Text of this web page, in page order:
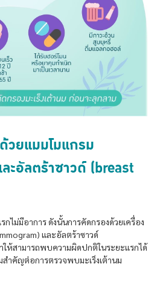
วยแมมโมแกรม
ะอัลตร้าซาวด์ (breast
กไม่มีอาการ ดังนั้นการคัดกรองด้วยเครื่อง
และอัลตร้าซาวด์
ให้สามารถพบความผิดปกติในระยะแรกได้
ำคัญต่อการตรวจพบมะเร็งเต้านม